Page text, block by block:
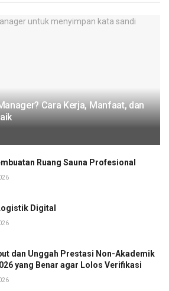
Cara Kerja, Manfaat, dan
Ruang Sauna Profesional
Digital
dan Unggah Prestasi Non-Akademik
yang Benar agar Lolos Verifikasi